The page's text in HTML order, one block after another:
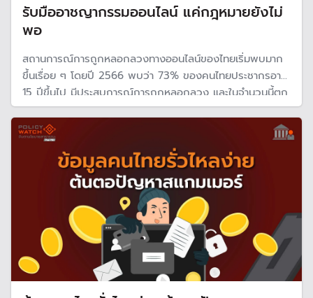
รับมืออาชญากรรมออนไลน์ แค่กฎหมายยังไม่
พอ
สถานการณ์การถูกหลอกลวงทางออนไลน์ของไทยเริ่มพบมาก
ขึ้นเรื่อย ๆ โดยปี 2566 พบว่า 73% ของคนไทยประชากรอายุ
15 ปีขึ้นไป มีประสบการณ์การถูกหลอกลวง และในจำนวนนี้ตก
เป็นเหยื่อถึง 47 % อีกทั้งยิ่งอายุมากขึ้น ยิ่งมีโอกาสตกเป็น
เหยื่อมากขึ้น ความเสี่ยงสูงสุดที่อายุ 45 ปี และมีโอกาสน้อยลง
เมื่ออายุมากกว่านั้น